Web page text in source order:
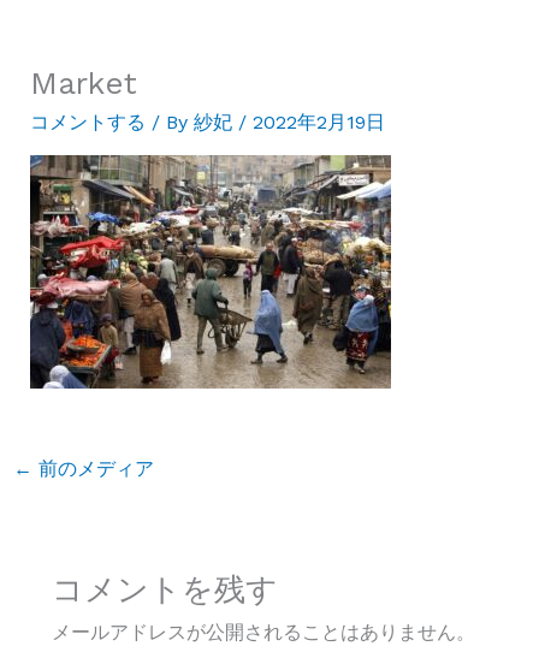
Market
コメントする / By 紗妃 / 2022年2月19日
← 前のメディア
コメントを残す
メールアドレスが公開されることはありません。